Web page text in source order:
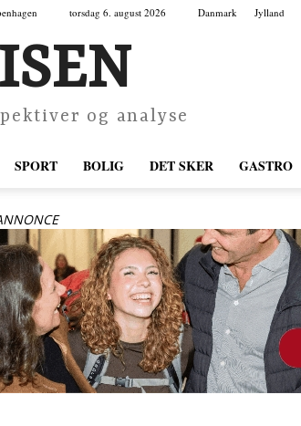
torsdag 6. august 2026 Danmark Jylland
og analyse
SPORT BOLIG DET SKER GASTRO